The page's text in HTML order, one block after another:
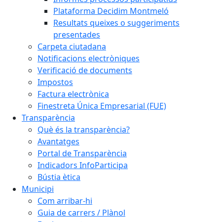
Plataforma Decidim Montmeló
Resultats queixes o suggeriments
presentades
Carpeta ciutadana
Notificacions electròniques
Verificació de documents
Impostos
Factura electrònica
Finestreta Única Empresarial (FUE)
Transparència
Què és la transparència?
Avantatges
Portal de Transparència
Indicadors InfoParticipa
Bústia ètica
Municipi
Com arribar-hi
Guia de carrers / Plànol